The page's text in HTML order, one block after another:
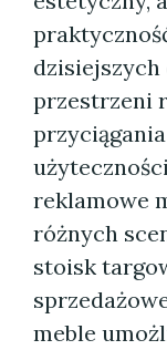
dzisiejszych
przestrzeni
reklamowe
różnych
stoisk
meble